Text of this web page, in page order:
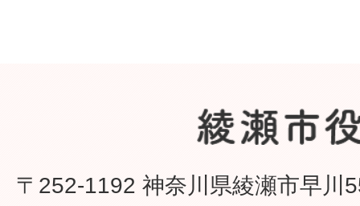
〒252-1192 神奈川県綾瀬市早川